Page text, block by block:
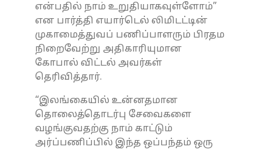
என்பதில் நாம் உறுதியாகவுள்ளோம்”
என பார்த்தி எயார்டெல் லிமிடட்டின்
முகாமைத்துவப் பணிப்பாளரும் பிரதம
நிறைவேற்று அதிகாரியுமான
கோபால் விட்டல் அவர்கள்
தெரிவித்தார்.
“இலங்கையில் உன்னதமான
தொலைத்தொடர்பு சேவைகளை
வழங்குவதற்கு நாம் காட்டும்
அர்ப்பணிப்பில் இந்த ஒப்பந்தம் ஒரு